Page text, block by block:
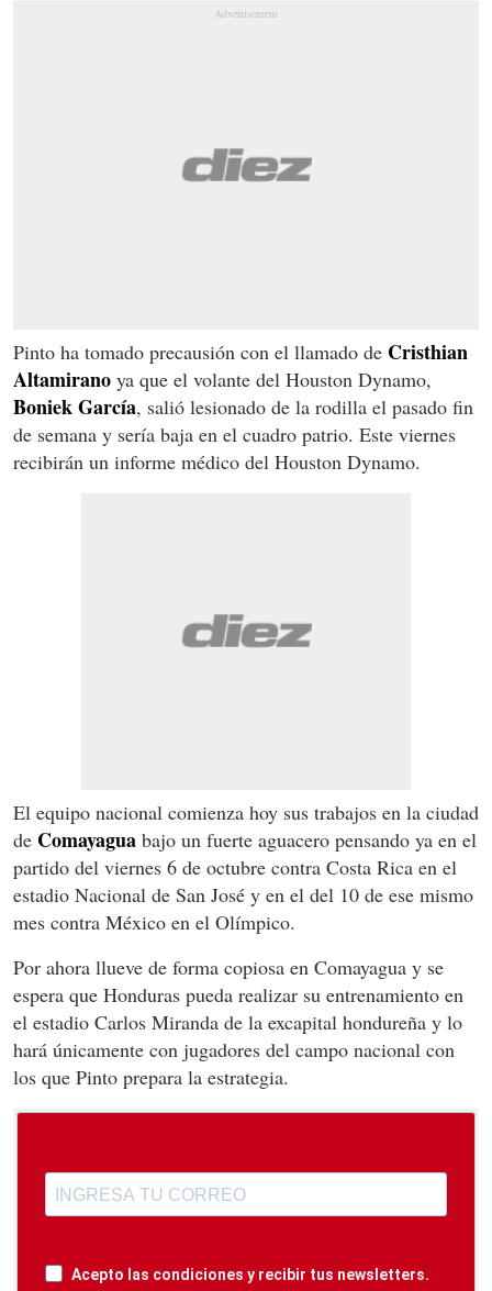
Pinto ha tomado precausión con el llamado de Cristhian
Altamirano ya que el volante del Houston Dynamo,
Boniek García, salió lesionado de la rodilla el pasado fin
de semana y sería baja en el cuadro patrio. Este viernes
recibirán un informe médico del Houston Dynamo.
El equipo nacional comienza hoy sus trabajos en la ciudad
de Comayagua bajo un fuerte aguacero pensando ya en el
partido del viernes 6 de octubre contra Costa Rica en el
estadio Nacional de San José y en el del 10 de ese mismo
mes contra México en el Olímpico.
Por ahora llueve de forma copiosa en Comayagua y se
espera que Honduras pueda realizar su entrenamiento en
el estadio Carlos Miranda de la excapital hondureña y lo
hará únicamente con jugadores del campo nacional con
los que Pinto prepara la estrategia.
Acepto las condiciones y recibir tus newsletters.